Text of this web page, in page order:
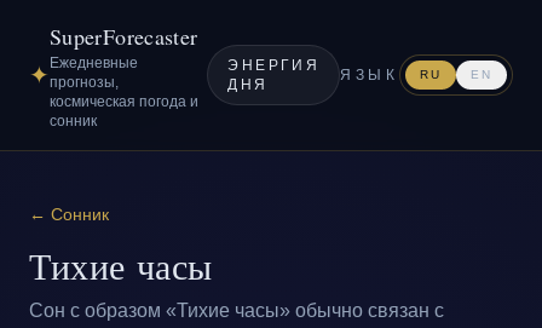
✦
SuperForecaster
Ежедневные
прогнозы,
космическая погода и
сонник
ЭНЕРГИЯ
ДНЯ
ЯЗЫК RU EN
← Сонник
Тихие часы
Сон с образом «Тихие часы» обычно связан с